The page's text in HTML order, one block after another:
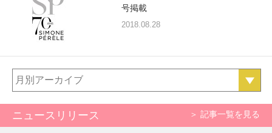
店舗検索
新着情報
重要なお知らせ
号掲載
2018.08.28
月別アーカイブ
ニュースリリース ＞ 記事一覧を見る